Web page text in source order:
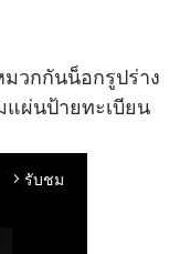
วกกันน็อกรูปร่าง
แผ่นป้ายทะเบียน
arrow_forward_ios รับชม